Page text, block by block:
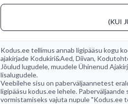
(KUI
Kodus.ee tellimus annab ligipääsu kogu
ajakirjade Kodukiri&Aed, Diivan,
Jõulud lugudele, muudele Ühinenud
lisalugudele.
Veebilehe sisu on paberväljaannetest
ligipääsu kodus.ee lehele.
vormistamiseks vajuta nupule "Kodus.ee